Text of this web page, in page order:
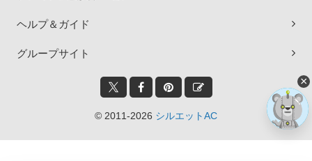
ヘルプ＆ガイド
グループサイト
© 2011-2026 シルエットAC
×